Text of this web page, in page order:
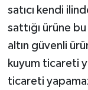
satıcı kendi
sattığı ürüne
altın güvenli
kuyum ticareti
ticareti